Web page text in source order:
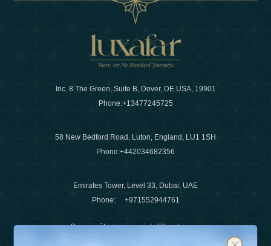
Inc. 8 The Green, Suite B, Dover, DE USA, 19901
Phone:+13477245725
58 New Bedford Road, Luton, England, LU1 1SH
Phone:+442034682356
Emirates Tower, Level 33, Dubai, UAE
Phone: +971552944761
Courrier électronique:info@luxafar.com
Souhaitez-vous en savoir plus sur les dernières
Abonnez-vous à notre newsletter et restez informé